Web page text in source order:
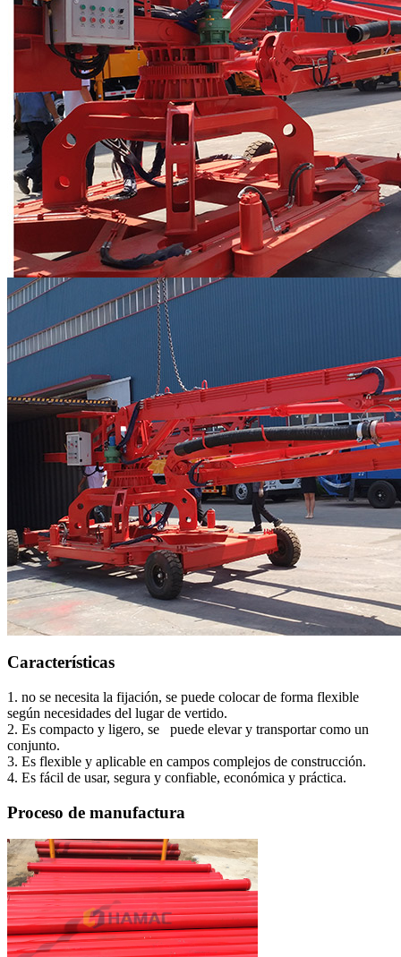
Características
1. no se necesita la fijación, se puede colocar de forma flexible
según necesidades del lugar de vertido.
2. Es compacto y ligero, se puede elevar y transportar como un
conjunto.
3. Es flexible y aplicable en campos complejos de construcción.
4. Es fácil de usar, segura y confiable, económica y práctica.
Proceso de manufactura